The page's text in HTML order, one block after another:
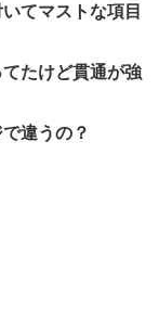
てマストな項目
たけど貫通が強
違うの？